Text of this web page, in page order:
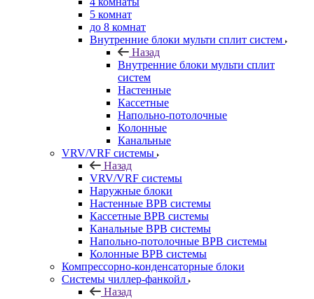
5 комнат
до 8 комнат
Внутренние блоки мульти сплит систем
Назад
Внутренние блоки мульти сплит
систем
Настенные
Кассетные
Напольно-потолочные
Колонные
Канальные
VRV/VRF системы
Назад
VRV/VRF системы
Наружные блоки
Настенные ВРВ системы
Кассетные ВРВ системы
Канальные ВРВ системы
Напольно-потолочные ВРВ системы
Колонные ВРВ системы
Компрессорно-конденсаторные блоки
Системы чиллер-фанкойл
Назад